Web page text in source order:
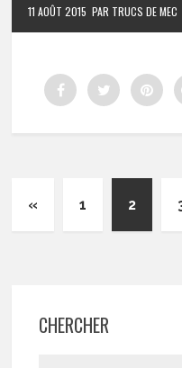
11 AOÛT 2015 PAR TRUCS DE MEC
« 1 2
CHERCHER